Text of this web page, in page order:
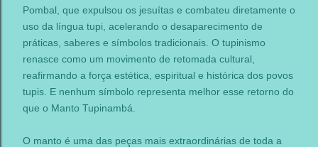
Pombal, que expulsou os jesuítas e combateu diretamente o
uso da língua tupi, acelerando o desaparecimento de
práticas, saberes e símbolos tradicionais. O tupinismo
renasce como um movimento de retomada cultural,
reafirmando a força estética, espiritual e histórica dos povos
tupis. E nenhum símbolo representa melhor esse retorno do
que o Manto Tupinambá.
O manto é uma das peças mais extraordinárias de toda a